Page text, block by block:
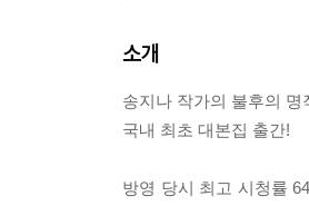
소개
송지나 작가의 불후의 명
국내 최초 대본집 출간!
방영 당시 최고 시청률